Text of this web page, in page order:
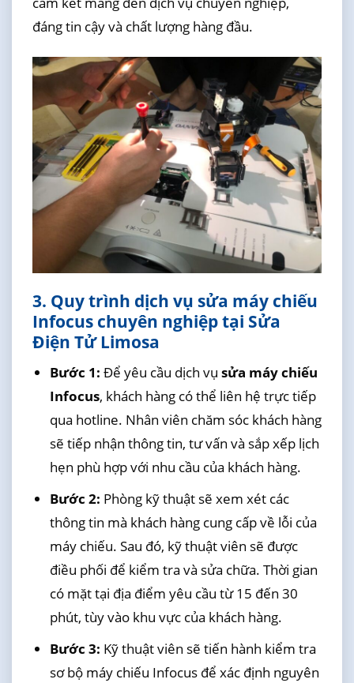
đáng tin cậy và chất lượng hàng đầu.
3. Quy trình dịch vụ sửa máy chiếu
Infocus chuyên nghiệp tại Sửa
Điện Tử Limosa
Bước 1: Để yêu cầu dịch vụ sửa máy chiếu
Infocus, khách hàng có thể liên hệ trực tiếp
qua hotline. Nhân viên chăm sóc khách hàng
sẽ tiếp nhận thông tin, tư vấn và sắp xếp lịch
hẹn phù hợp với nhu cầu của khách hàng.
Bước 2: Phòng kỹ thuật sẽ xem xét các
thông tin mà khách hàng cung cấp về lỗi của
máy chiếu. Sau đó, kỹ thuật viên sẽ được
điều phối để kiểm tra và sửa chữa. Thời gian
có mặt tại địa điểm yêu cầu từ 15 đến 30
phút, tùy vào khu vực của khách hàng.
Bước 3: Kỹ thuật viên sẽ tiến hành kiểm tra
sơ bộ máy chiếu Infocus để xác định nguyên